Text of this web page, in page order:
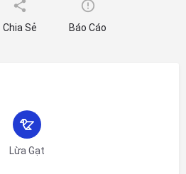
Chia Sẻ Báo Cáo
Lừa Gạt